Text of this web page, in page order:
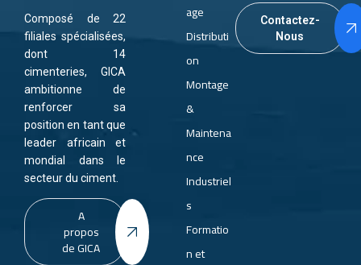
Composé de 22
filiales spécialisées,
dont 14
cimenteries, GICA
ambitionne de
renforcer sa
position en tant que
leader africain et
mondial dans le
secteur du ciment.
A
propos
de GICA
age
Distributi
on
Montage
&
Maintena
nce
Industriel
s
Formatio
n et
Contactez-
Nous